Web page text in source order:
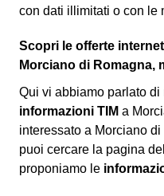
con dati illimitati o con le
Scopri le offerte
Morciano di Romagna,
Qui vi abbiamo parlato di
informazioni TIM a
interessato a Morciano
puoi cercare la pagina
proponiamo le